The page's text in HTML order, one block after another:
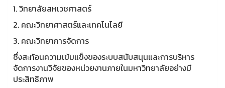
1. วิทยาลัยสหเวชศาสตร์
2. คณะวิทยาศาสตร์และเทคโนโลยี
3. คณะวิทยาการจัดการ
ซึ่งสะท้อนความเข้มแข็งของระบบสนับสนุนและการบริหาร
จัดการงานวิจัยของหน่วยงานภายในมหาวิทยาลัยอย่างมี
ประสิทธิภาพ